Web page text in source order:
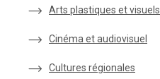
Arts plastiques et visuels
Cinéma et audiovisuel
Cultures régionales